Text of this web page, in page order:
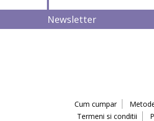
Newsletter
Cum cumpar
Termeni si conditii